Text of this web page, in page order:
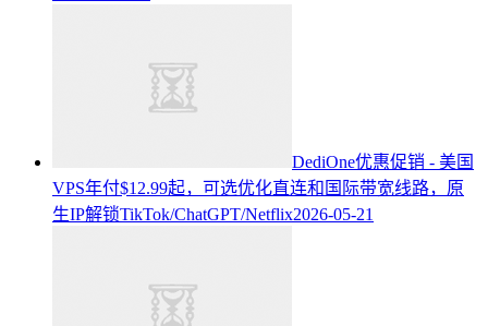
DediOne优惠促销 - 美国
VPS年付$12.99起，可选优化直连和国际带宽线路，原
生IP解锁TikTok/ChatGPT/Netflix2026-05-21